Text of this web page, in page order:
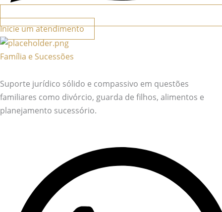
Inicie um atendimento
Família e Sucessões
Suporte jurídico sólido e compassivo em questões
familiares como divórcio, guarda de filhos, alimentos e
planejamento sucessório.